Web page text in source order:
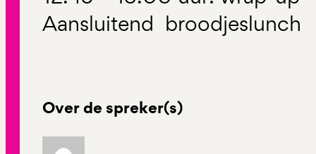
Aansluitend broodjeslunch
Over de spreker(s)